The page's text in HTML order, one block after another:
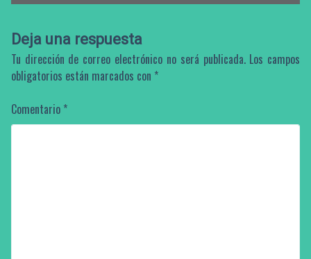
Deja una respuesta
Tu dirección de correo electrónico no será publicada. Los campos
obligatorios están marcados con *
Comentario *